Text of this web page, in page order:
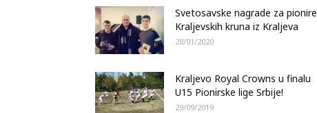
Svetosavske nagrade za pionire
Kraljevskih kruna iz Kraljeva
28/01/2020
Kraljevo Royal Crowns u finalu
U15 Pionirske lige Srbije!
29/09/2019